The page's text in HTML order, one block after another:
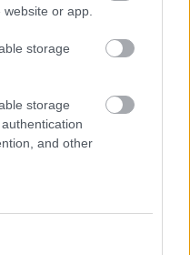
or app.
storage
storage
and other
MS-21, το
21, με μεταφορική
Το αεροσκάφος
σε ενεργό υπηρεσία τη